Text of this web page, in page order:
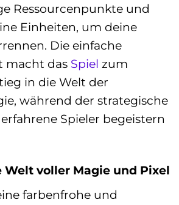
Ressourcenpunkte und
Einheiten, um deine
Die einfache
macht das Spiel zum
in die Welt der
während der strategische
Spieler begeistern
Welt voller Magie und Pixel
farbenfrohe und